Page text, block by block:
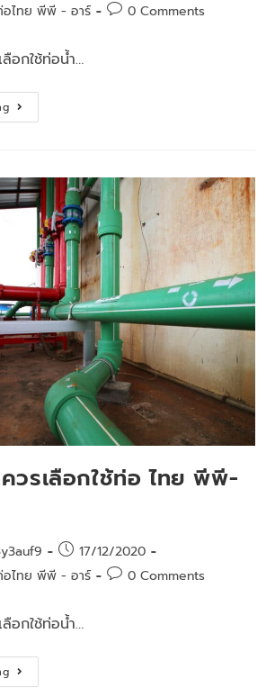
อไทย พีพี - อาร์
0 Comments
อกใช้ท่อน้ำ…
วรเลือกใช้ท่อ ไทย พีพี-
17/12/2020
อไทย พีพี - อาร์
0 Comments
อกใช้ท่อน้ำ…